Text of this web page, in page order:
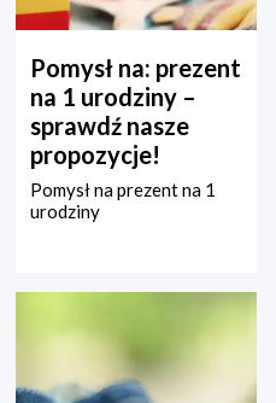
Pomysł na: prezent
na 1 urodziny –
sprawdź nasze
propozycje!
Pomysł na prezent na 1
urodziny